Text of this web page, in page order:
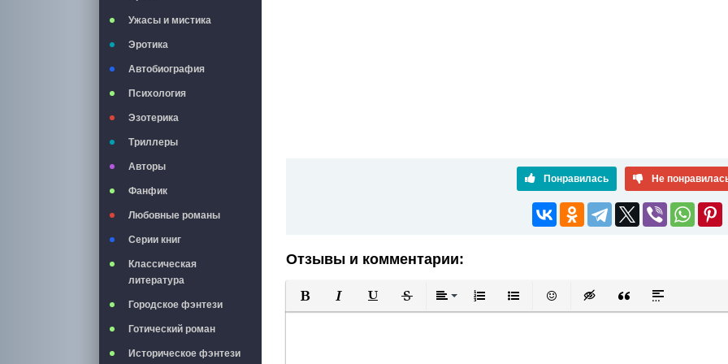
Ужасы и мистика
Эротика
Автобиография
Психология
Эзотерика
Триллеры
Авторы
Фанфик
Любовные романы
Серии книг
Классическая
литература
Городское фэнтези
Готический роман
Историческое фэнтези
Понравилась Не
Отзывы и комментарии:
Полужирный
КурсивПодчеркнутый
ЗачеркнутыйВыравнивание
Нумерованный список
Маркированный список
Вставить смайлик
Вставка скрытого текста
Вставка цитаты
Вставка